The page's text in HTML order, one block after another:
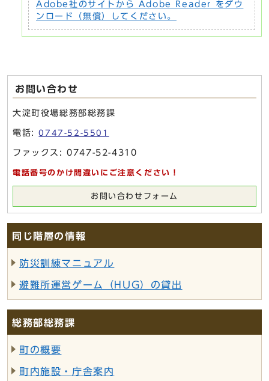
Adobe社のサイトから Adobe Reader をダウ
ンロード（無償）してください。
お問い合わせ
大淀町役場総務部総務課
電話:0747-52-5501
ファックス: 0747-52-4310
電話番号のかけ間違いにご注意ください！
お問い合わせフォーム
同じ階層の情報
防災訓練マニュアル
避難所運営ゲーム（HUG）の貸出
総務部総務課
町の概要
町内施設・庁舎案内